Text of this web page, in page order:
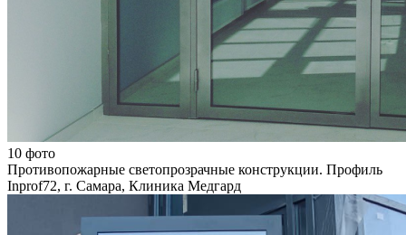
10 фото
Противопожарные светопрозрачные конструкции. Профиль
Inprof72, г. Самара, Клиника Медгард